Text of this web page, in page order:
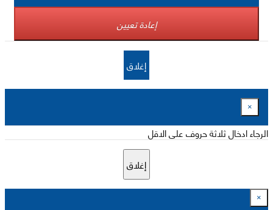
إعادة تعيين
إغلاق
×
الرجاء ادخال ثلاثة حروف على الاقل
إغلاق
×